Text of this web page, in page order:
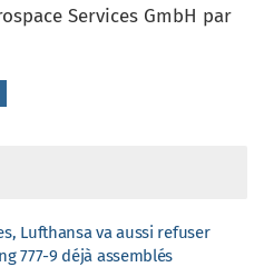
Services GmbH par
Lufthansa va aussi refuser
777-9 déjà assemblés